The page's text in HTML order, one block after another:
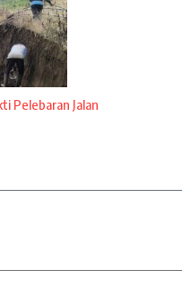
Pelebaran Jalan